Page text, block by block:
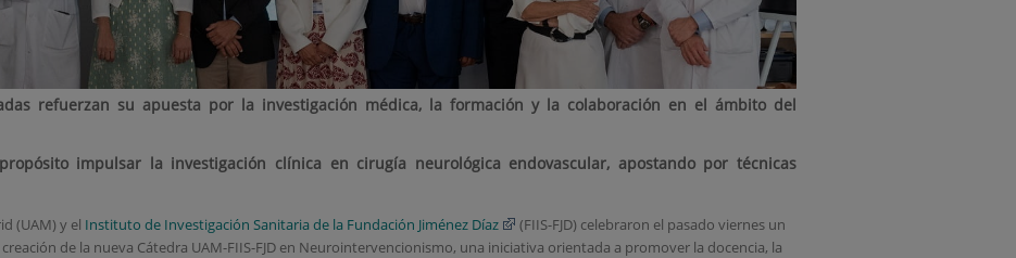
refuerzan su apuesta por la investigación médica, la formación y la colaboración en el ámbito del
impulsar la investigación clínica en cirugía neurológica endovascular, apostando por técnicas
(UAM) y el Instituto de Investigación Sanitaria de la Fundación Jiménez Díaz
(FIIS-FJD) celebraron el pasado viernes un
de la nueva Cátedra UAM-FIIS-FJD en Neurointervencionismo, una iniciativa orientada a promover la docencia, la